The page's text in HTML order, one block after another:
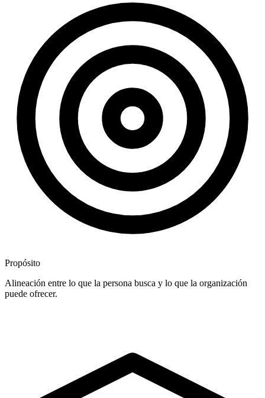
Propósito
Alineación entre lo que la persona busca y lo que la organización
puede ofrecer.